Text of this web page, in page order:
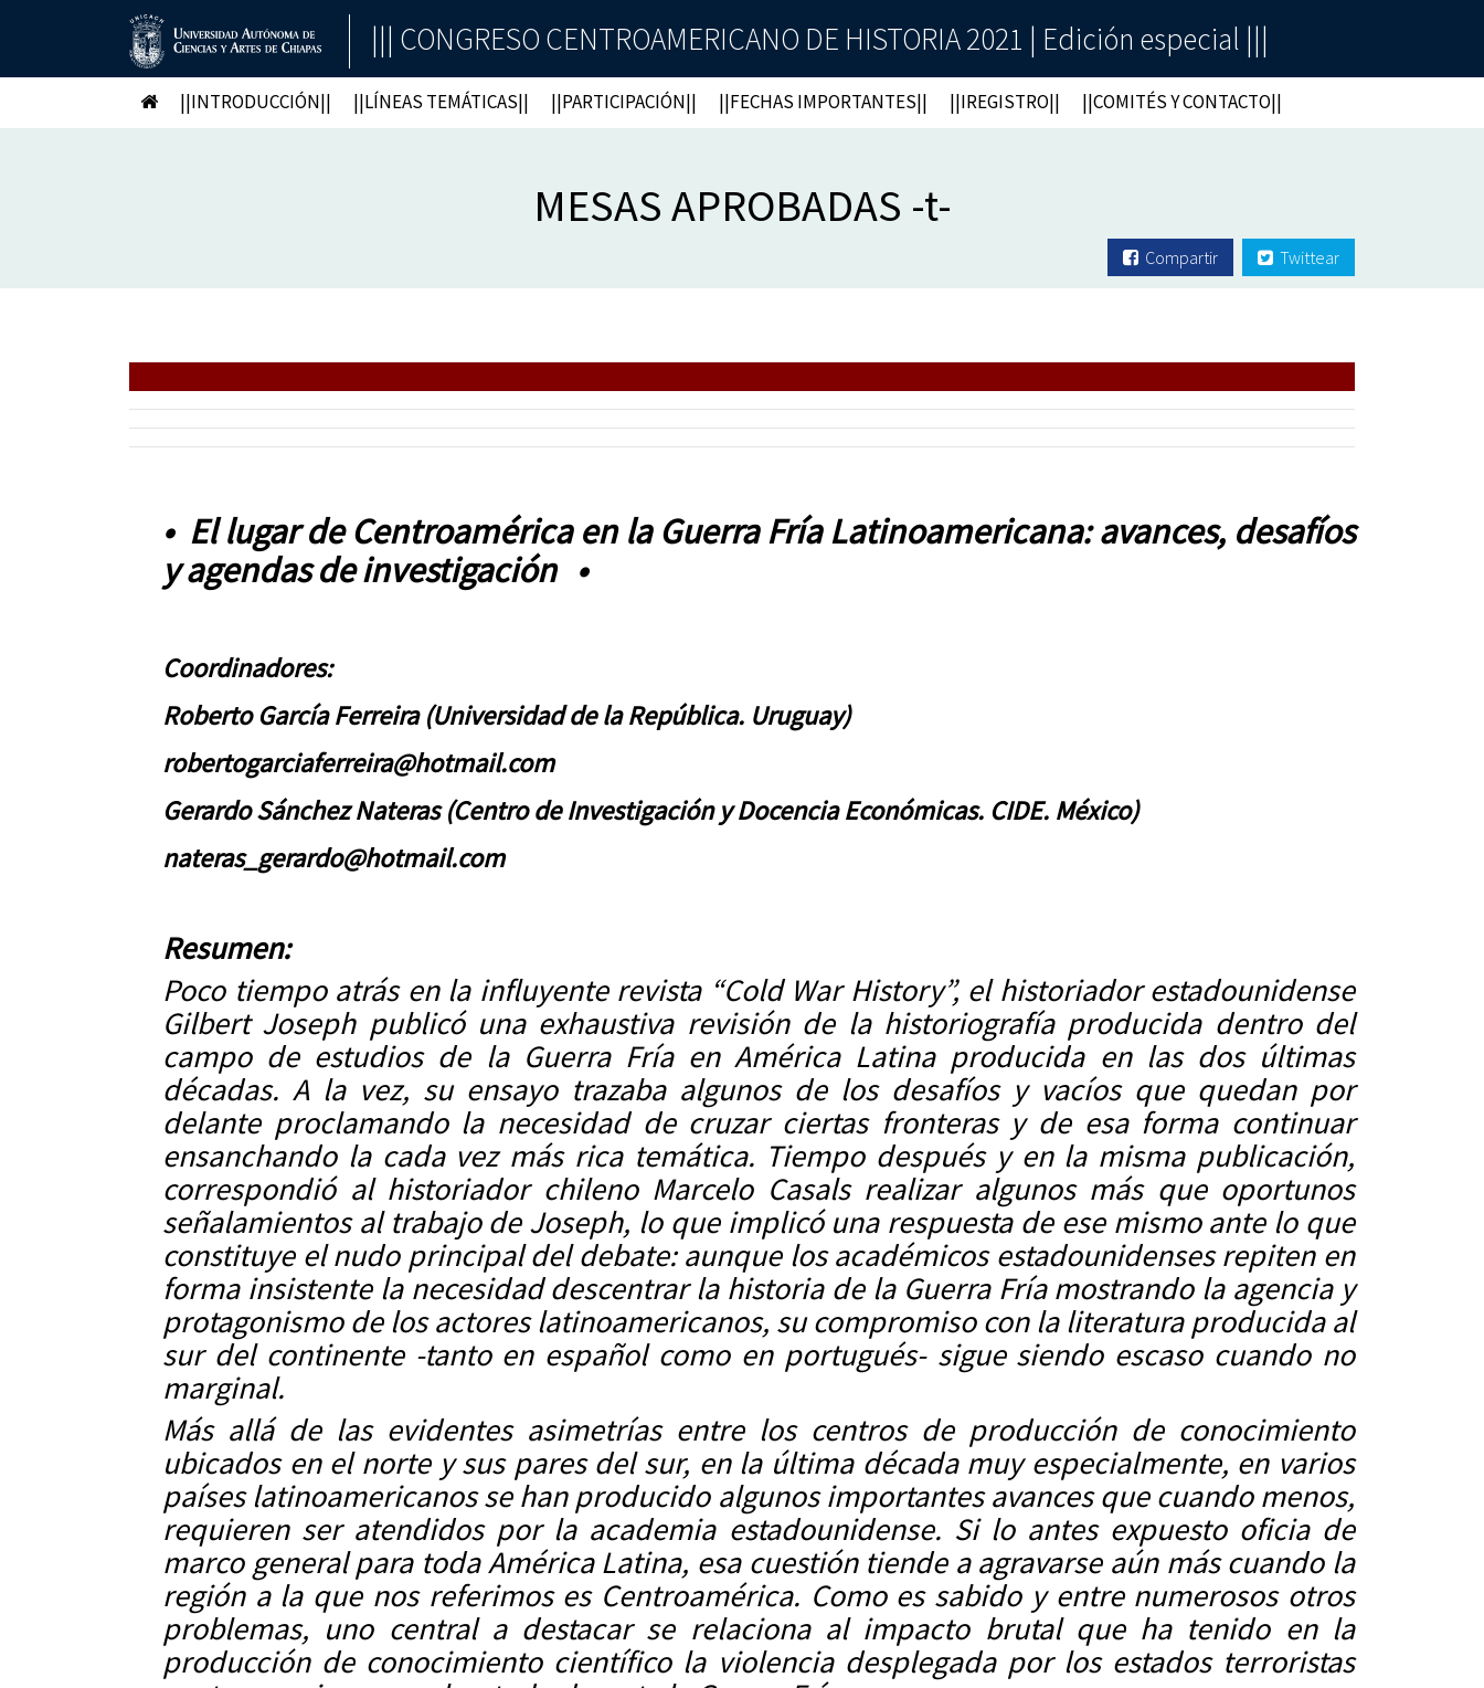
||| CONGRESO CENTROAMERICANO DE HISTORIA 2021 | Edición especial |||
||INTRODUCCIÓN|| ||LÍNEAS TEMÁTICAS|| ||PARTICIPACIÓN|| ||FECHAS IMPORTANTES|| ||IREGISTRO|| ||COMITÉS Y CONTACTO||
MESAS APROBADAS -t-
Compartir Twittear
• El lugar de Centroamérica en la Guerra Fría Latinoamericana: avances, desafíos
y agendas de investigación •
Coordinadores:
Roberto García Ferreira (Universidad de la República. Uruguay)
robertogarciaferreira@hotmail.com
Gerardo Sánchez Nateras (Centro de Investigación y Docencia Económicas. CIDE. México)
nateras_gerardo@hotmail.com
Resumen:
Poco tiempo atrás en la influyente revista “Cold War History”, el historiador estadounidense
Gilbert Joseph publicó una exhaustiva revisión de la historiografía producida dentro del
campo de estudios de la Guerra Fría en América Latina producida en las dos últimas
décadas. A la vez, su ensayo trazaba algunos de los desafíos y vacíos que quedan por
delante proclamando la necesidad de cruzar ciertas fronteras y de esa forma continuar
ensanchando la cada vez más rica temática. Tiempo después y en la misma publicación,
correspondió al historiador chileno Marcelo Casals realizar algunos más que oportunos
señalamientos al trabajo de Joseph, lo que implicó una respuesta de ese mismo ante lo que
constituye el nudo principal del debate: aunque los académicos estadounidenses repiten en
forma insistente la necesidad descentrar la historia de la Guerra Fría mostrando la agencia y
protagonismo de los actores latinoamericanos, su compromiso con la literatura producida al
sur del continente -tanto en español como en portugués- sigue siendo escaso cuando no
marginal.
Más allá de las evidentes asimetrías entre los centros de producción de conocimiento
ubicados en el norte y sus pares del sur, en la última década muy especialmente, en varios
países latinoamericanos se han producido algunos importantes avances que cuando menos,
requieren ser atendidos por la academia estadounidense. Si lo antes expuesto oficia de
marco general para toda América Latina, esa cuestión tiende a agravarse aún más cuando la
región a la que nos referimos es Centroamérica. Como es sabido y entre numerosos otros
problemas, uno central a destacar se relaciona al impacto brutal que ha tenido en la
producción de conocimiento científico la violencia desplegada por los estados terroristas